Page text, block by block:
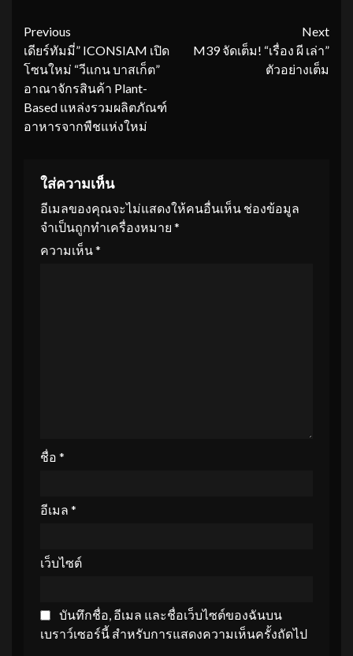
Continue
Reading
Previous
เดียร์ทัมมี่” ICONSIAM เปิด
โซนใหม่ “วีแกน บาสเก็ต”
อาณาจักรสินค้า Plant-
Based แหล่งรวมผลิตภัณฑ์
อาหารจากพืชแห่งใหม่
Next
M39 จัดเต็ม! “เรื่อง ผี เล่า”
ตัวอย่างเต็ม
ใส่ความเห็น
อีเมลของคุณจะไม่แสดงให้คนอื่นเห็น ช่องข้อมูล
จำเป็นถูกทำเครื่องหมาย *
ความเห็น*
ชื่อ *
อีเมล *
เว็บไซต์
บันทึกชื่อ, อีเมล และชื่อเว็บไซต์ของฉันบน
เบราว์เซอร์นี้ สำหรับการแสดงความเห็นครั้งถัดไป